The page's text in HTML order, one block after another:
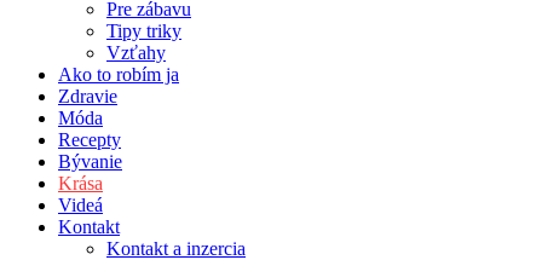
Pre zábavu
Tipy triky
Vzťahy
Ako to robím ja
Zdravie
Móda
Recepty
Bývanie
Krása
Videá
Kontakt
Kontakt a inzercia